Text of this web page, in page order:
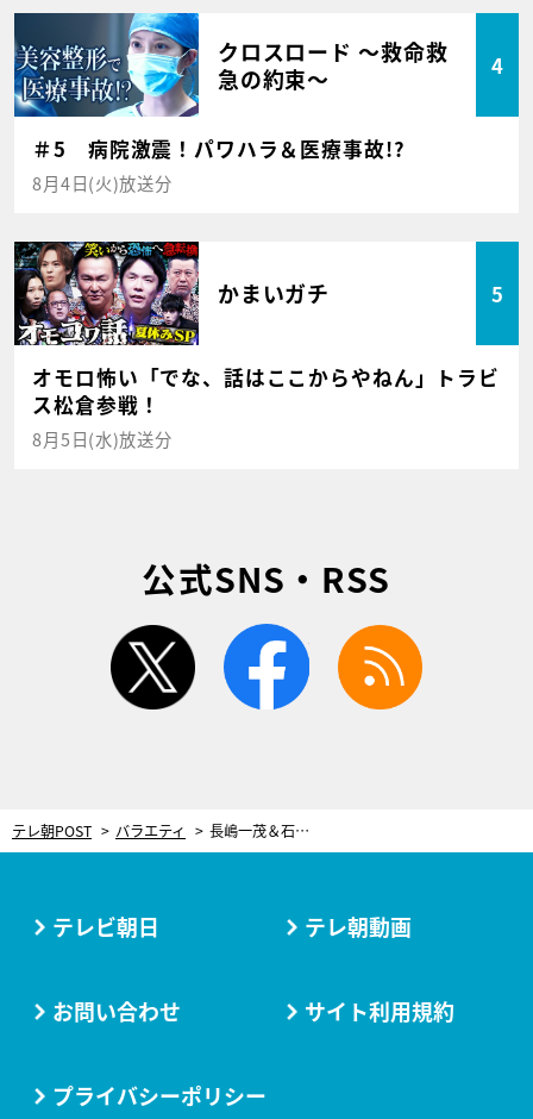
クロスロード ～救命救
急の約束～
4
＃5 病院激震！パワハラ＆医療事故!?
8月4日(火)放送分
かまいガチ 5
オモロ怖い「でな、話はここからやねん」トラビ
ス松倉参戦！
8月5日(水)放送分
公式SNS・RSS
twitter facebook
テレ朝POST バラエティ 長嶋一茂＆石原良純＆高嶋ちさ子が思わず口をあんぐり！“セレブなチーズケーキ”の衝撃価格
テレビ朝日 テレ朝動画
お問い合わせ サイト利用規約
プライバシーポリシー